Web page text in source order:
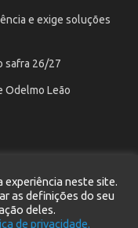
e exige soluções
safra 26/27
Odelmo Leão
seu e-mail
experiência neste site.
as definições do seu
deles.
de privacidade.